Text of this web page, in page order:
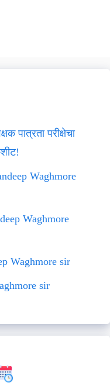
पात्रता परीक्षेचा
Waghmore
Waghmore
Waghmore sir
sir